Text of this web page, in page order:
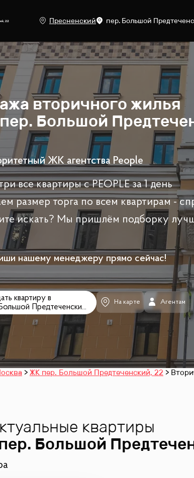
22 Пресненский пер. Большой
вторичного жилья
пер. Большой
ЖК агентства People
все квартиры с PEOPLE за 1 день
размер торга по всем квартирам -
искать? Мы пришлём подборку
нашему менеджеру прямо сейчас!
квартиру в
Предтеченский, 22
На карте Агентам
ЖК пер. Большой Предтеченский, 22
квартиры
Большой